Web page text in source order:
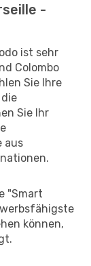
-
ist sehr
Colombo
Sie Ihre
Sie Ihr
aus
"Smart
können,